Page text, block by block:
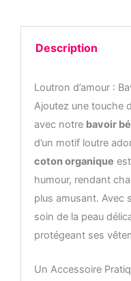
Description
Loutron d’amour :
Ajoutez une touche
avec notre bavoir
d’un motif loutre
coton organique
humour, rendant
plus amusant. Avec
soin de la peau
protégeant ses
Un Accessoire